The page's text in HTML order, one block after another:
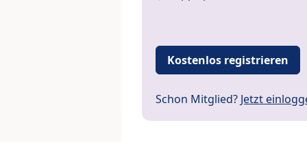
Kostenlos registrieren
Schon Mitglied? Jetzt